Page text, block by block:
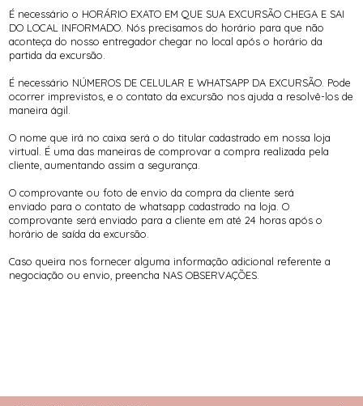
É necessário o HORÁRIO EXATO EM QUE SUA EXCURSÃO CHEGA E SAI
DO LOCAL INFORMADO. Nós precisamos do horário para que não
aconteça do nosso entregador chegar no local após o horário da
partida da excursão.
É necessário NÚMEROS DE CELULAR E WHATSAPP DA EXCURSÃO. Pode
ocorrer imprevistos, e o contato da excursão nos ajuda a resolvê-los de
maneira ágil.
O nome que irá no caixa será o do titular cadastrado em nossa loja
virtual. É uma das maneiras de comprovar a compra realizada pela
cliente, aumentando assim a segurança.
O comprovante ou foto de envio da compra da cliente será
enviado para o contato de whatsapp cadastrado na loja. O
comprovante será enviado para a cliente em até 24 horas após o
horário de saída da excursão.
Caso queira nos fornecer alguma informação adicional referente a
negociação ou envio, preencha NAS OBSERVAÇÕES.